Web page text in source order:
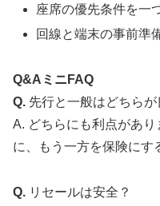
座席の優先条件を一
回線と端末の事前準
Q&AミニFAQ
Q. 先行と一般はどちらが
A. どちらにも利点があ
に、もう一方を保険にす
Q. リセールは安全？